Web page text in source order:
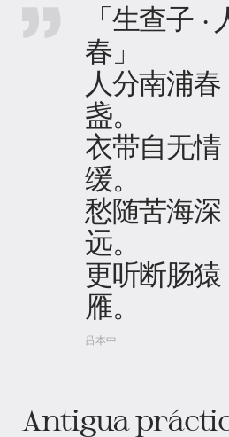
「生查子 ·
春」
人分南浦
盏。
衣带自无情
缓。
愁随苦海
远。
更听断肠
雁。
吕本中
Antigua